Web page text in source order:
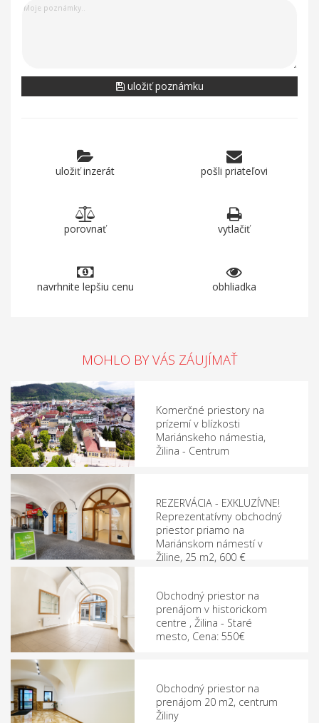
uložiť poznámku
uložiť inzerát pošli priateľovi
porovnať vytlačiť
navrhnite lepšiu cenu obhliadka
MOHLO BY VÁS ZÁUJÍMAŤ
Komerčné priestory na
prízemí v blízkosti
Mariánskeho námestia,
Žilina - Centrum
REZERVÁCIA - EXKLUZÍVNE!
Reprezentatívny obchodný
priestor priamo na
Mariánskom námestí v
Žiline, 25 m2, 600 €
Obchodný priestor na
prenájom v historickom
centre , Žilina - Staré
mesto, Cena: 550€
Obchodný priestor na
prenájom 20 m2, centrum
Žiliny